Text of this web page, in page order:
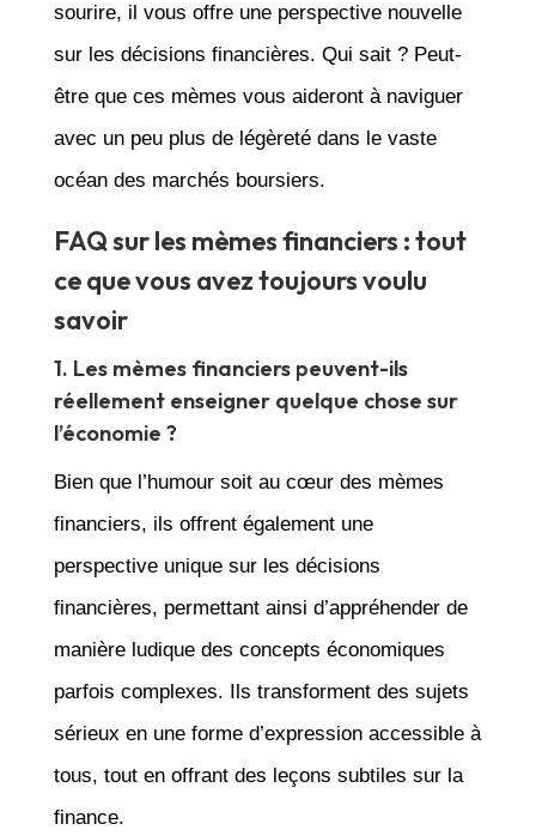
sourire, il vous offre une perspective nouvelle
sur les décisions financières. Qui sait ? Peut-
être que ces mèmes vous aideront à naviguer
avec un peu plus de légèreté dans le vaste
océan des marchés boursiers.
FAQ sur les mèmes financiers : tout
ce que vous avez toujours voulu
savoir
1. Les mèmes financiers peuvent-ils
réellement enseigner quelque chose sur
l’économie ?
Bien que l’humour soit au cœur des mèmes
financiers, ils offrent également une
perspective unique sur les décisions
financières, permettant ainsi d’appréhender de
manière ludique des concepts économiques
parfois complexes. Ils transforment des sujets
sérieux en une forme d’expression accessible à
tous, tout en offrant des leçons subtiles sur la
finance.